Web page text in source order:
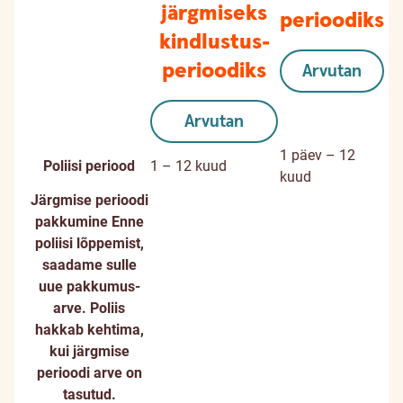
järgmiseks
kindlustus­
perioodiks
Arvutan
perioodiks
Arvutan
Poliisi periood 1 – 12 kuud
1 päev – 12
kuud
Järgmise perioodi
pakkumine Enne
poliisi lõppemist,
saadame sulle
uue pakkumus-
arve. Poliis
hakkab kehtima,
kui järgmise
perioodi arve on
tasutud.